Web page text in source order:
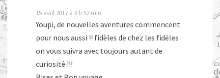
15 avril 2017 à 8 h 52 min
Youpi, de nouvelles aventures commencent
pour nous aussi !! fidèles de chez les fidèles
on vous suivra avec toujours autant de
curiosité !!!